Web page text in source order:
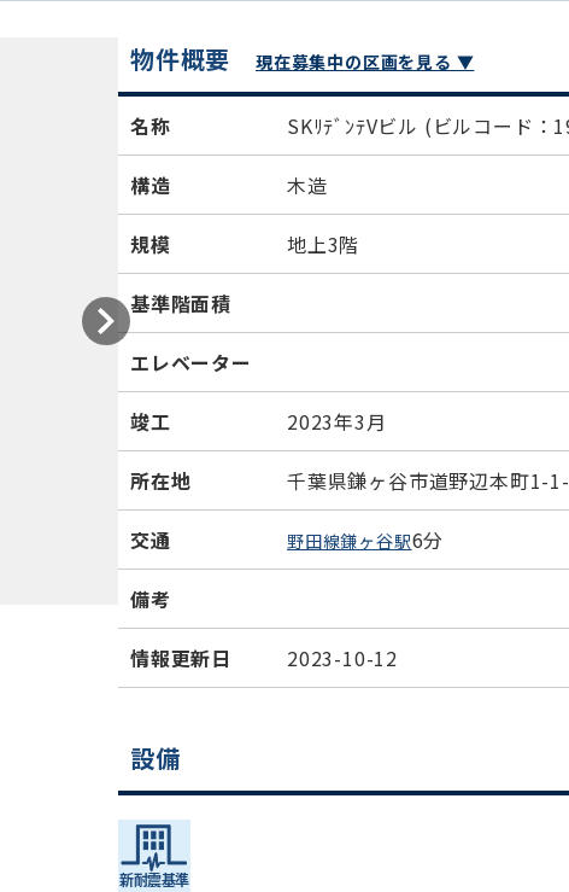
物件概要 現在募集中の区画を見る ▼
名称 SKﾘﾃﾞﾝﾃVビル (ビルコード：
構造 木造
規模 地上3階
基準階面積
エレベーター
竣工 2023年3月
所在地 千葉県鎌ヶ谷市道野辺本町1-
交通 野田線鎌ヶ谷駅6分
備考
情報更新日 2023-10-12
設備